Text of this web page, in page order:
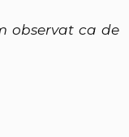
observat ca de